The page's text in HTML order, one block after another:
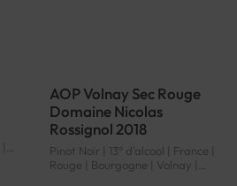
AOP Volnay Sec Rouge
Domaine Nicolas
Rossignol 2018
Pinot Noir | 13° d'alcool | France |
Rouge | Bourgogne | Volnay |